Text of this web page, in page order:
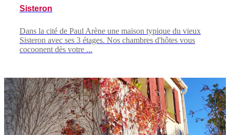
Sisteron
Dans la cité de Paul Arène une maison typique du vieux
Sisteron avec ses 3 étages. Nos chambres d'hôtes vous
cocoonent dès votre ...